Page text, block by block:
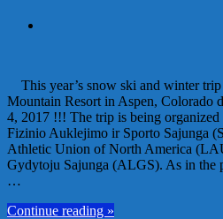
This year’s snow ski and winter
Mountain Resort in Aspen, Colorado
4, 2017 !!! The trip is being
Fizinio Auklejimo ir Sporto Sajunga
Athletic Union of North America
Gydytoju Sajunga (ALGS). As in the
…
Continue reading »